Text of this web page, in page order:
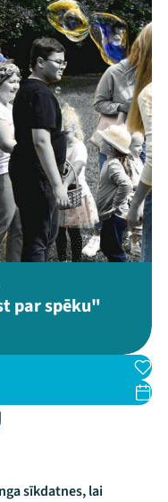
Instagram
Flick TikTok
par spēku"
sīkdatnes, lai